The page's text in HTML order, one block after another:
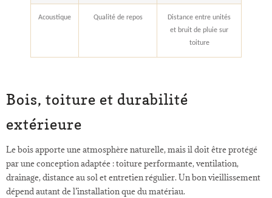
Acoustique Qualité de repos
Distance entre unités
et bruit de pluie sur
toiture
Bois, toiture et durabilité
extérieure
Le bois apporte une atmosphère naturelle, mais il doit être protégé
par une conception adaptée : toiture performante, ventilation,
drainage, distance au sol et entretien régulier. Un bon vieillissement
dépend autant de l’installation que du matériau.